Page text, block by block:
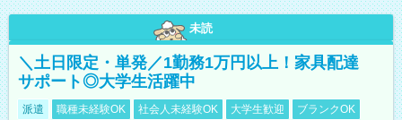
未読
＼土日限定・単発／1勤務1万円以上！家具配達
サポート◎大学生活躍中
派遣 職種未経験OK 社会人未経験OK 大学生歓迎
ブランクOK